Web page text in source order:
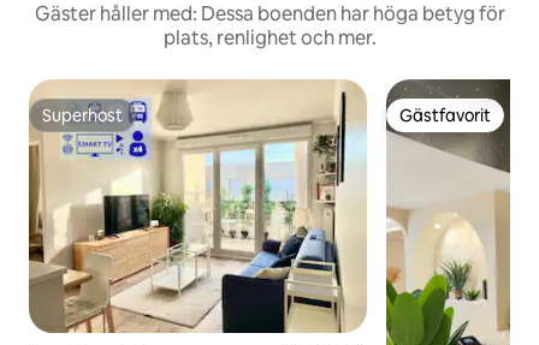
Gäster håller med: Dessa boenden har höga betyg för
plats, renlighet och mer.
Superhost
Superhost Gästfavorit
Gästfavorit